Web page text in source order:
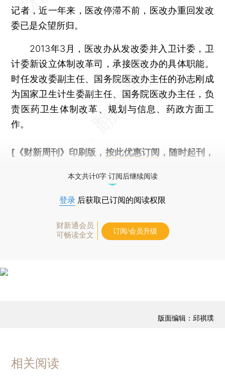
记者，近一年来，医改停滞不前，医改办重回发改
委已是众望所归。
2013年3月，医改办从发改委并入卫计委，卫
计委新设立体制改革司，承接医改办的具体职能。
时任发改委副主任、国务院医改办主任的孙志刚成
为国家卫生计生委副主任、国务院医改办主任，负
责医药卫生体制改革、规划与信息、药政方面工
作。
[《财新周刊》印刷版， 按此优惠订阅 ，随时起刊，
本文共计0字 订阅后继续阅读
登录 后获取已订阅的阅读权限
财新通会员
可畅读全文
订阅/会员升级
版面编辑：邱祺璞
相关阅读